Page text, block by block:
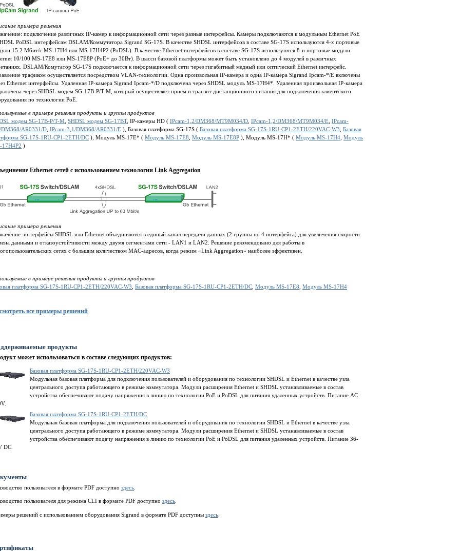
примера решения
подключение различных IP-камер к информационной сети через разные интерфейсы. Камеры подключаются к модульным Ethernet PoE
PoDSL интерфейсам DSLAM/Коммутатора Sigrand SG-17S. В качестве SHDSL интерфейсов в составе SG-17S используются 4-х портовые
15.2 Мбит/c MS-17H4 или MS-17H4P2 (PoDSL). В качестве Ethernet интерфейсов в составе SG-17S используются 8-и портовые модули
10/100 MS-17E8 или MS-17E8P (PoE+ до 30Вт). В шасси базовой платформы может быть установлено до 4 модулей в различных
DSLAM/Комутатор SG-17S подключается к информационной сети через гигабитный медный или оптический Ethernet интерфейс.
трафиком осуществляется посредством VLAN-технологии. Одна произвольная IP-камера и одна IP-камера Sigrand Ipcam-*/E включены
Ethernet интерфейсы. Удаленная IP-камера Sigrand Ipcam-*/D подключена через SHDSL модуль MS-17H4*. Удаленная произвольная IP-камера
через SHDSL модем SG-17B-P/T-M, который осуществляет прием и транзит дистанционного питания для подключения клиентского
по технологии PoE.
в примере решения продукты и группы продуктов
модем SG-17B-P/T-M, SHDSL модем SG-17BT, IP-камеры HD ( IPcam-1,2/DM368/MT9M034/D, IPcam-1,2/DM368/MT9M034/E, IPcam-
DM368/AR0331/D, IPcam-3,1/DM368/AR0331/E ), Базовая платформа SG-17S ( Базовая платформа SG-17S-1RU-CP1-2ETH/220VAC-W3, Базовая
SG-17S-1RU-CP1-2ETH/DC ), Модуль MS-17E* ( Модуль MS-17E8, Модуль MS-17E8P ), Модуль MS-17H* ( Модуль MS-17H4, Модуль
17H4P2 )
Ethernet сетей с использованием технологии Link Aggregation
примера решения
интерфейсы SHDSL или Ethernet объединяются в единый канал передачи данных (2 группы по 4 интерфейса) для увеличения скорости
данными и отказоустойчивости между двумя сегментами сети - LAN1 и LAN2. Решение рекомендовано для работы в
сетях с большим количеством MAC-адресов, когда режим «Link Aggregation» наиболее эффективен.
в примере решения продукты и группы продуктов
платформа SG-17S-1RU-CP1-2ETH/220VAC-W3
Базовая платформа SG-17S-1RU-CP1-2ETH/DC Модуль MS-17E8 Модуль MS-17H4
все примеры решений
продукты
может использоваться в составе следующих продуктов:
Базовая платформа SG-17S-1RU-CP1-2ETH/220VAC-W3
Модульная базовая платформа для подключения пользователей и оборудования по технологии SHDSL и Ethernet в качестве узла
центрального доступа работающего в режиме коммутатора. Модули расширения Ethernet и SHDSL устанавливаемые в состав
устройства обеспечивают подачу напряжения в линию по технологии PoE и PoDSL для питания удаленных устройств. Питание AC
Базовая платформа SG-17S-1RU-CP1-2ETH/DC
Модульная базовая платформа для подключения пользователей и оборудования по технологии SHDSL и Ethernet в качестве узла
центрального доступа работающего в режиме коммутатора. Модули расширения Ethernet и SHDSL устанавливаемые в состав
устройства обеспечивают подачу напряжения в линию по технологии PoE и PoDSL для питания удаленных устройств. Питание 36-
DC.
пользователя в формате PDF доступно здесь
пользователя для режима CLI в формате PDF доступно здесь.
решений с использованием оборудования Sigrand в формате PDF доступны здесь